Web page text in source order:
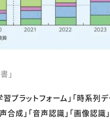
」
プラットフォーム」「時系列デ
合成」「音声認識」「画像認